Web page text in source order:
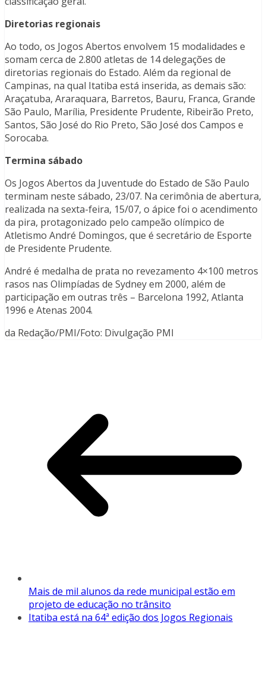
Diretorias regionais
Ao todo, os Jogos Abertos envolvem 15 modalidades e
somam cerca de 2.800 atletas de 14 delegações de
diretorias regionais do Estado. Além da regional de
Campinas, na qual Itatiba está inserida, as demais são:
Araçatuba, Araraquara, Barretos, Bauru, Franca, Grande
São Paulo, Marília, Presidente Prudente, Ribeirão Preto,
Santos, São José do Rio Preto, São José dos Campos e
Sorocaba.
Termina sábado
Os Jogos Abertos da Juventude do Estado de São Paulo
terminam neste sábado, 23/07. Na cerimônia de abertura,
realizada na sexta-feira, 15/07, o ápice foi o acendimento
da pira, protagonizado pelo campeão olímpico de
Atletismo André Domingos, que é secretário de Esporte
de Presidente Prudente.
André é medalha de prata no revezamento 4×100 metros
rasos nas Olimpíadas de Sydney em 2000, além de
participação em outras três – Barcelona 1992, Atlanta
1996 e Atenas 2004.
da Redação/PMI/Foto: Divulgação PMI
Mais de mil alunos da rede municipal estão em
projeto de educação no trânsito
Itatiba está na 64ª edição dos Jogos Regionais